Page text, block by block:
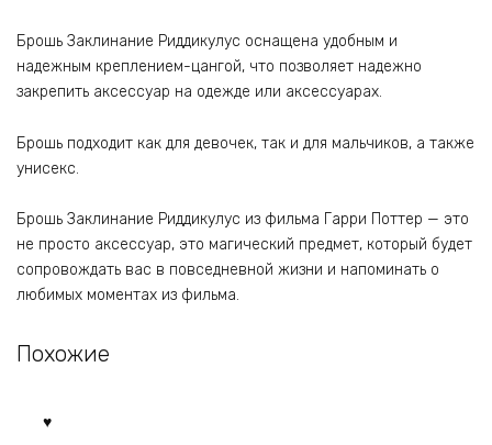
Брошь Заклинание Риддикулус оснащена удобным и
надежным креплением-цангой, что позволяет надежно
закрепить аксессуар на одежде или аксессуарах.
Брошь подходит как для девочек, так и для мальчиков, а также
унисекс.
Брошь Заклинание Риддикулус из фильма Гарри Поттер — это
не просто аксессуар, это магический предмет, который будет
сопровождать вас в повседневной жизни и напоминать о
любимых моментах из фильма.
Похожие